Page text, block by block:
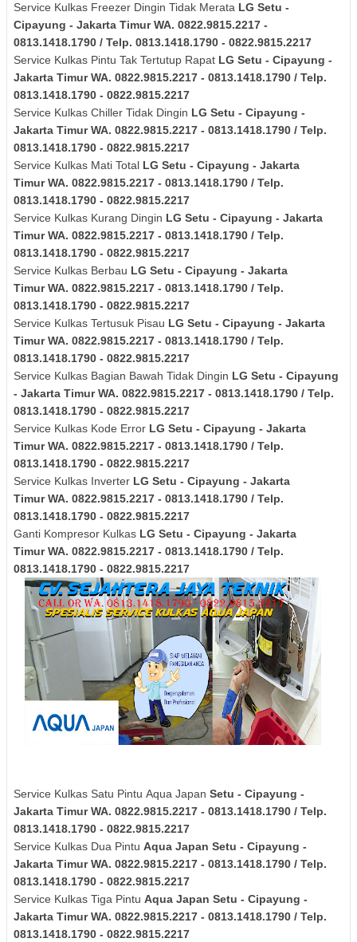
Service Kulkas Freezer Dingin Tidak Merata LG Setu -
Cipayung - Jakarta TimurWA. 0822.9815.2217 -
0813.1418.1790 / Telp. 0813.1418.1790 - 0822.9815.2217
Service Kulkas Pintu Tak Tertutup Rapat LG Setu - Cipayung -
Jakarta TimurWA. 0822.9815.2217 - 0813.1418.1790 / Telp.
0813.1418.1790 - 0822.9815.2217
Service Kulkas Chiller Tidak Dingin LG Setu - Cipayung -
Jakarta TimurWA. 0822.9815.2217 - 0813.1418.1790 / Telp.
0813.1418.1790 - 0822.9815.2217
Service Kulkas Mati Total LG Setu - Cipayung - Jakarta
TimurWA. 0822.9815.2217 - 0813.1418.1790 / Telp.
0813.1418.1790 - 0822.9815.2217
Service Kulkas Kurang Dingin LG Setu - Cipayung - Jakarta
TimurWA. 0822.9815.2217 - 0813.1418.1790 / Telp.
0813.1418.1790 - 0822.9815.2217
Service Kulkas Berbau LG Setu - Cipayung - Jakarta
TimurWA. 0822.9815.2217 - 0813.1418.1790 / Telp.
0813.1418.1790 - 0822.9815.2217
Service Kulkas Tertusuk Pisau LG Setu - Cipayung - Jakarta
TimurWA. 0822.9815.2217 - 0813.1418.1790 / Telp.
0813.1418.1790 - 0822.9815.2217
Service Kulkas Bagian Bawah Tidak Dingin LG Setu - Cipayung
- Jakarta TimurWA. 0822.9815.2217 - 0813.1418.1790 / Telp.
0813.1418.1790 - 0822.9815.2217
Service Kulkas Kode Error LG Setu - Cipayung - Jakarta
TimurWA. 0822.9815.2217 - 0813.1418.1790 / Telp.
0813.1418.1790 - 0822.9815.2217
Service Kulkas Inverter LG Setu - Cipayung - Jakarta
TimurWA. 0822.9815.2217 - 0813.1418.1790 / Telp.
0813.1418.1790 - 0822.9815.2217
Ganti Kompresor Kulkas LG Setu - Cipayung - Jakarta
TimurWA. 0822.9815.2217 - 0813.1418.1790 / Telp.
0813.1418.1790 - 0822.9815.2217
Service Kulkas Satu Pintu Aqua Japan Setu - Cipayung -
Jakarta TimurWA. 0822.9815.2217 - 0813.1418.1790 / Telp.
0813.1418.1790 - 0822.9815.2217
Service Kulkas Dua Pintu Aqua Japan Setu - Cipayung -
Jakarta TimurWA. 0822.9815.2217 - 0813.1418.1790 / Telp.
0813.1418.1790 - 0822.9815.2217
Service Kulkas Tiga Pintu Aqua Japan Setu - Cipayung -
Jakarta TimurWA. 0822.9815.2217 - 0813.1418.1790 / Telp.
0813.1418.1790 - 0822.9815.2217